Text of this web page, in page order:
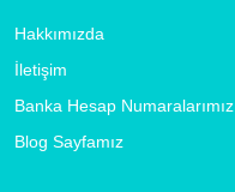
Hakkımızda
İletişim
Banka Hesap Numaralarımız
Blog Sayfamız